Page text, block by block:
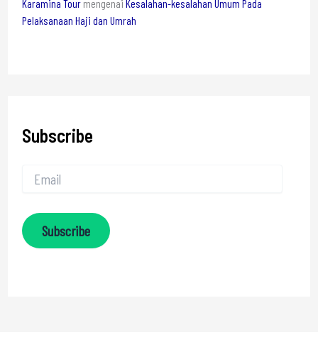
Karamina Tourmengenai Kesalahan-kesalahan Umum Pada
Pelaksanaan Haji dan Umrah
Subscribe
Subscribe